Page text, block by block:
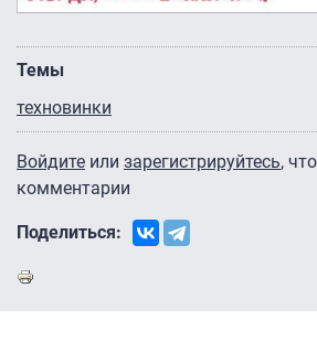
Темы
техновинки
Войдите или зарегистрируйтесь,
комментарии
Поделиться: